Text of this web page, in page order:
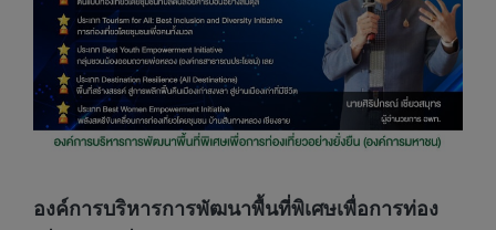
องค์การบริหารการพัฒนาพื้นที่พิเศษเพื่อการท่อง